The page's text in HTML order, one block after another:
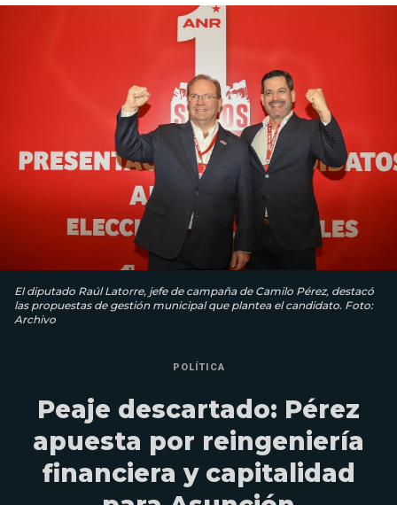
El diputado Raúl Latorre, jefe de campaña de Camilo Pérez, destacó
las propuestas de gestión municipal que plantea el candidato. Foto:
Archivo
POLÍTICA
Peaje descartado: Pérez
apuesta por reingeniería
financiera y capitalidad